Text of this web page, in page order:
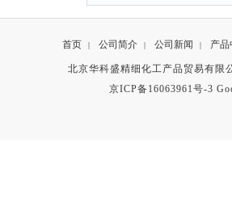
首页 | 公司简介 | 公司新闻 | 产品
北京华科盛精细化工产品贸易有限
京ICP备16063961号-3